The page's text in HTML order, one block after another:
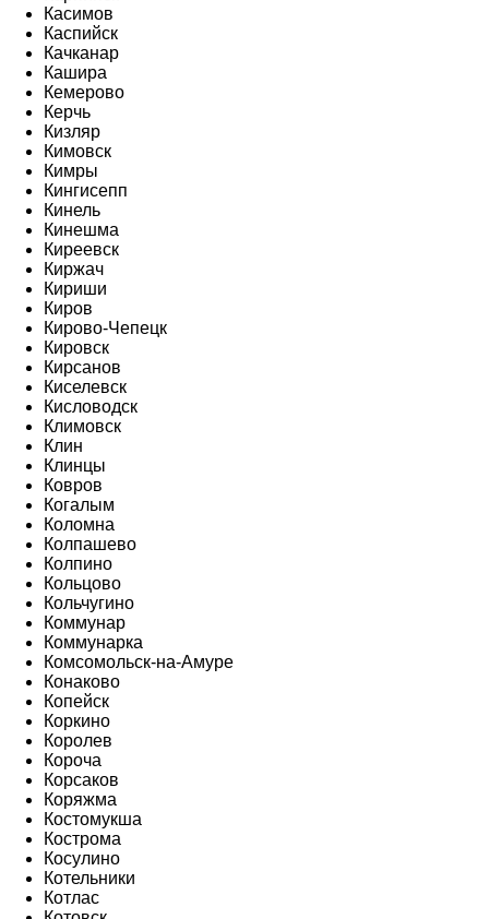
Касимов
Каспийск
Качканар
Кашира
Кемерово
Керчь
Кизляр
Кимовск
Кимры
Кингисепп
Кинель
Кинешма
Киреевск
Киржач
Кириши
Киров
Кирово-Чепецк
Кировск
Кирсанов
Киселевск
Кисловодск
Климовск
Клин
Клинцы
Ковров
Когалым
Коломна
Колпашево
Колпино
Кольцово
Кольчугино
Коммунар
Коммунарка
Комсомольск-на-Амуре
Конаково
Копейск
Коркино
Королев
Короча
Корсаков
Коряжма
Костомукша
Кострома
Косулино
Котельники
Котлас